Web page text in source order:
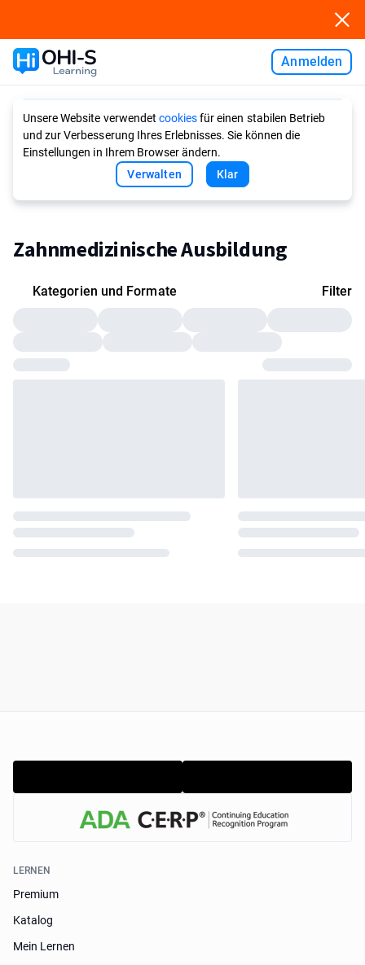
Anmelden
Unsere Website verwendet cookiesfür einen stabilen Betrieb
und zur Verbesserung Ihres Erlebnisses. Sie können die
Einstellungen in Ihrem Browser ändern.
Verwalten
Klar
Zahnmedizinische Ausbildung
Kategorien und Formate Filter
LERNEN
Premium
Katalog
Mein Lernen